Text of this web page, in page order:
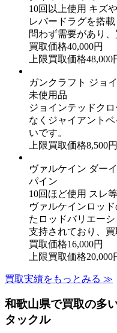
10回以上使用 キズ
レバードラグを搭
問わず需要があり、
買取価格40,000円
上限買取価格48,000
ガンクラフト ジョ
未使用品
ジョインテッドク
なくジャイアント
いです。
上限買取価格8,500円
ヴァルケイン ダー
パイン
10回ほど使用 スレ
ヴァルケインロッ
たロッドバリエー
支持されており、買
買取価格16,000円
上限買取価格20,000
買取実績をもっとみる ≫
和歌山県で買取の多
タックル